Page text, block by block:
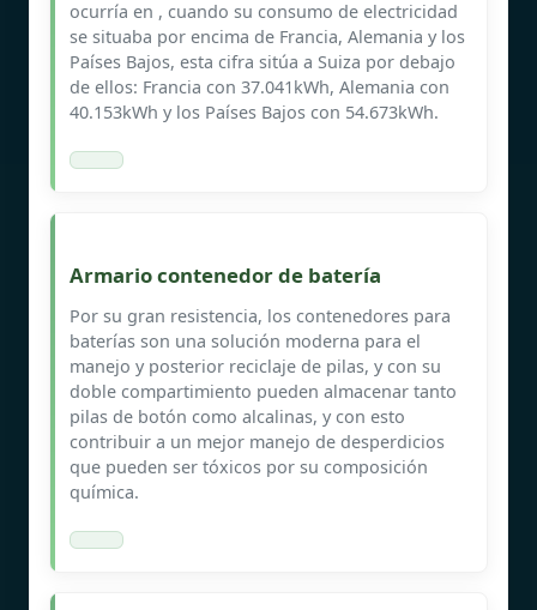
ocurría en , cuando su consumo de electricidad
se situaba por encima de Francia, Alemania y los
Países Bajos, esta cifra sitúa a Suiza por debajo
de ellos: Francia con 37.041kWh, Alemania con
40.153kWh y los Países Bajos con 54.673kWh.
Armario contenedor de batería
Por su gran resistencia, los contenedores para
baterías son una solución moderna para el
manejo y posterior reciclaje de pilas, y con su
doble compartimiento pueden almacenar tanto
pilas de botón como alcalinas, y con esto
contribuir a un mejor manejo de desperdicios
que pueden ser tóxicos por su composición
química.